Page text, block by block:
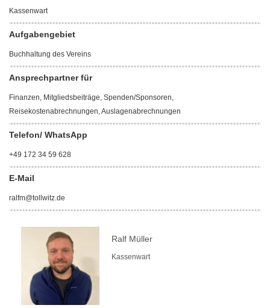
Kassenwart
Aufgabengebiet
Buchhaltung des Vereins
Ansprechpartner für
Finanzen, Mitgliedsbeiträge, Spenden/Sponsoren,
Reisekostenabrechnungen, Auslagenabrechnungen
Telefon/ WhatsApp
+49 172 34 59 628
E-Mail
ralfm@tollwitz.de
Ralf Müller
Kassenwart